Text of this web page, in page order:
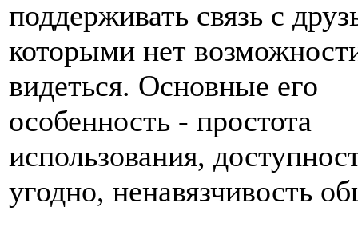
поддерживать связь с
которыми нет
видеться. Основные его
особенность - простота
использования,
угодно, ненавязчивость